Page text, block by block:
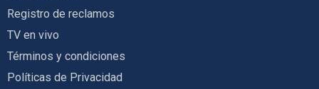
Registro de reclamos
TV en vivo
Términos y condiciones
Políticas de Privacidad